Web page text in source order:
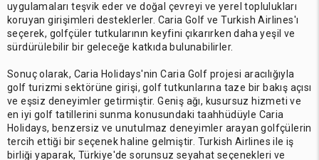
uygulamaları teşvik eder ve doğal çevreyi ve yerel toplulukları
koruyan girişimleri desteklerler. Caria Golf ve Turkish Airlines'ı
seçerek, golfçüler tutkularının keyfini çıkarırken daha yeşil ve
sürdürülebilir bir geleceğe katkıda bulunabilirler.
Sonuç olarak, Caria Holidays'nin Caria Golf projesi aracılığıyla
golf turizmi sektörüne girişi, golf tutkunlarına taze bir bakış açısı
ve eşsiz deneyimler getirmiştir. Geniş ağı, kusursuz hizmeti ve
en iyi golf tatillerini sunma konusundaki taahhüdüyle Caria
Holidays, benzersiz ve unutulmaz deneyimler arayan golfçülerin
tercih ettiği bir seçenek haline gelmiştir. Turkish Airlines ile iş
birliği yaparak, Türkiye'de sorunsuz seyahat seçenekleri ve